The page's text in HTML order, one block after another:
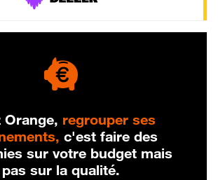
Orange, regrouper ses
c'est faire des
sur votre budget mais
pas sur la qualité.